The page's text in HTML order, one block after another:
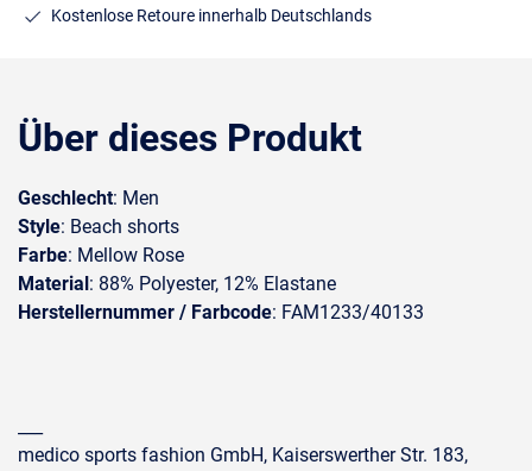
Kostenlose Retoure innerhalb Deutschlands
Über dieses Produkt
Geschlecht: Men
Style: Beach shorts
Farbe: Mellow Rose
Material: 88% Polyester, 12% Elastane
Herstellernummer / Farbcode: FAM1233/40133
medico sports fashion GmbH, Kaiserswerther Str. 183,